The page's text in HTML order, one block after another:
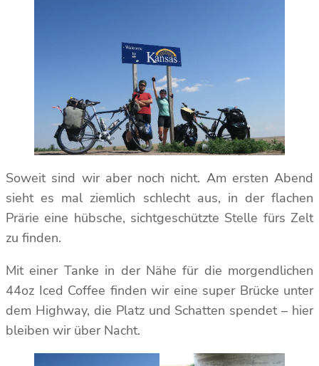
Soweit sind wir aber noch nicht. Am ersten Abend
sieht es mal ziemlich schlecht aus, in der flachen
Prärie eine hübsche, sichtgeschützte Stelle fürs Zelt
zu finden.
Mit einer Tanke in der Nähe für die morgendlichen
44oz Iced Coffee finden wir eine super Brücke unter
dem Highway, die Platz und Schatten spendet – hier
bleiben wir über Nacht.